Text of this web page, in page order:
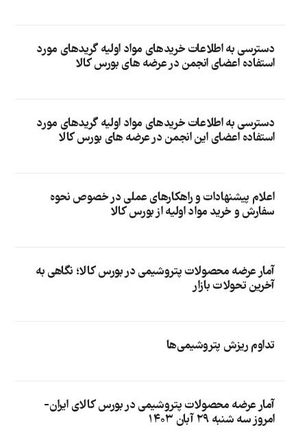
دسترسی به اطلاعات خریدهای مواد اولیه گریدهای مورد
استفاده اعضای انجمن در عرضه های بورس کالا
دسترسی به اطلاعات خریدهای مواد اولیه گریدهای مورد
استفاده اعضای این انجمن در عرضه های بورس کالا
اعلام پیشنهادات و راهکارهای عملی در خصوص نحوه
سفارش و خرید مواد اولیه از بورس کالا
آمار عرضه محصولات پتروشیمی در بورس کالا؛ نگاهی به
آخرین تحولات بازار
تداوم ریزش پتروشیمی‌ها
آمار عرضه محصولات پتروشیمی در بورس کالای ایران-
امروز سه شنبه ۲۹ آبان ۱۴۰۳